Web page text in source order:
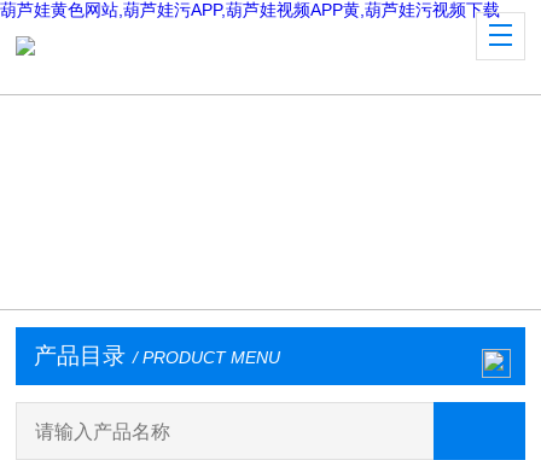
葫芦娃黄色网站,葫芦娃污APP,葫芦娃视频APP黄,葫芦娃污视频下载
产品目录 / PRODUCT MENU